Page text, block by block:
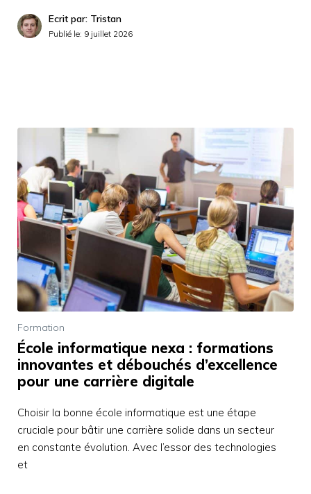
Ecrit par: Tristan
Publié le: 9 juillet 2026
Formation
École informatique nexa : formations
innovantes et débouchés d’excellence
pour une carrière digitale
Choisir la bonne école informatique est une étape
cruciale pour bâtir une carrière solide dans un secteur
en constante évolution. Avec l’essor des technologies
et